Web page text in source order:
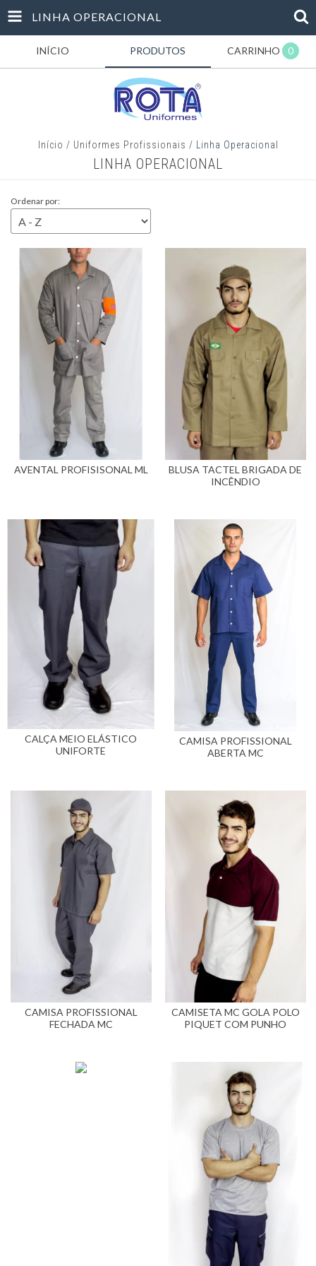
LINHA OPERACIONAL
INÍCIO PRODUTOS CARRINHO 0
Início / Uniformes Profissionais / Linha Operacional
LINHA OPERACIONAL
Ordenar por:
AVENTAL PROFISISONAL ML
BLUSA TACTEL BRIGADA DE
INCÊNDIO
CALÇA MEIO ELÁSTICO
UNIFORTE
CAMISA PROFISSIONAL
ABERTA MC
CAMISA PROFISSIONAL
FECHADA MC
CAMISETA MC GOLA POLO
PIQUET COM PUNHO